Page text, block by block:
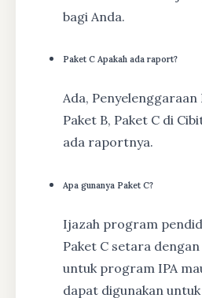
bagi Anda.
Paket C Apakah ada raport?
Ada, Penyelenggaraan
Paket B, Paket C di
ada raportnya.
Apa gunanya Paket C?
Ijazah program
Paket C setara dengan
untuk program IPA
dapat digunakan